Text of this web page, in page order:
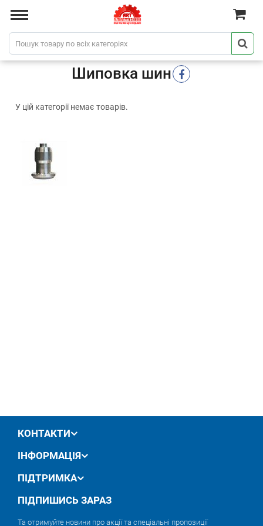
Шиповка шин
У цій категорії немає товарів.
КОНТАКТИ
ІНФОРМАЦІЯ
ПІДТРИМКА
ПІДПИШИСЬ ЗАРАЗ
Та отримуйте новини про акції та спеціальні пропозиції